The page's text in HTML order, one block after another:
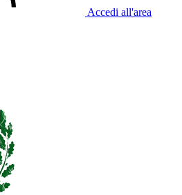
Accedi all'area